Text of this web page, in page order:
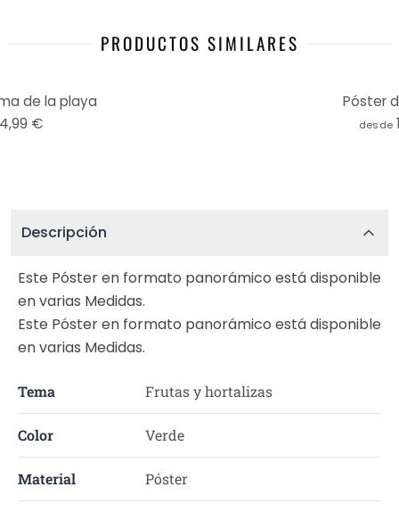
PRODUCTOS SIMILARES
de la playa
€
Póster
desde
Descripción
Este Póster en formato panorámico está disponible
en varias Medidas.
Este Póster en formato panorámico está disponible
en varias Medidas.
Tema Frutas y hortalizas
Color Verde
Material Póster